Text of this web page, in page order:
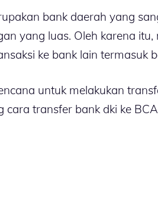
bank daerah yang
yang luas. Oleh karena
ke bank lain termasuk
untuk melakukan
cara transfer bank dki ke